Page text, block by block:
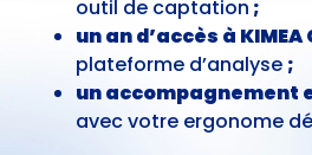
outil de captation ;
un an d’accès à KIMEA
plateforme d’analyse ;
un accompagnement
avec votre ergonome